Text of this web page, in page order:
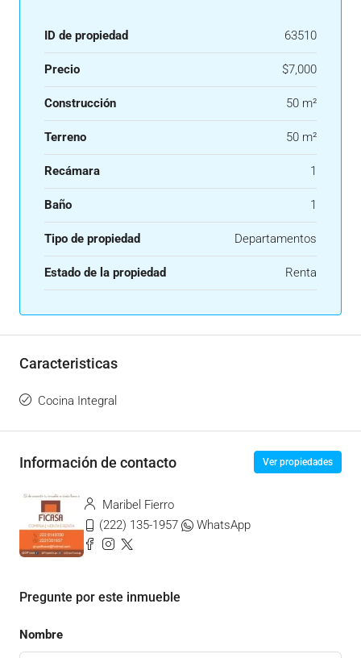
ID de propiedad 63510
Precio $7,000
Construcción 50 m²
Terreno 50 m²
Recámara 1
Baño 1
Tipo de propiedad Departamentos
Estado de la propiedad Renta
Caracteristicas
Cocina Integral
Información de contacto Ver propiedades
Maribel Fierro
(222) 135-1957
WhatsApp
Pregunte por este inmueble
Nombre